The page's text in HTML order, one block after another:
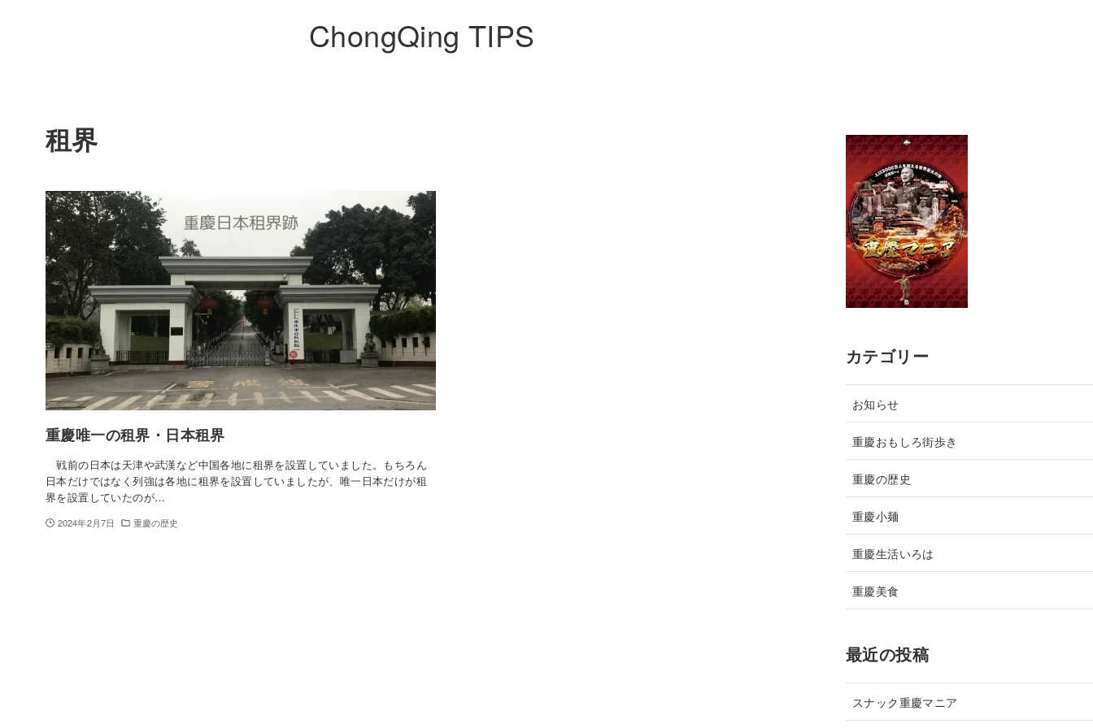
ChongQing TIPS
租界
重慶唯一の租界・日本租界
戦前の日本は天津や武漢など中国各地に租界を設置していました。もちろん
日本だけではなく列強は各地に租界を設置していましたが、唯一日本だけが租
界を設置していたのが…
2024年2月7日 重慶の歴史
カテゴリー
お知らせ
重慶おもしろ街歩き
重慶の歴史
重慶小麺
重慶生活いろは
重慶美食
最近の投稿
スナック重慶マニア